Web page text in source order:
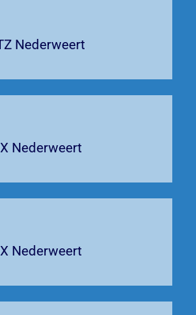
Nederweert
Nederweert
Nederweert